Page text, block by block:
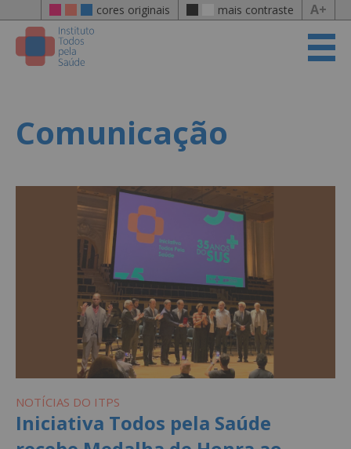
cores originais mais contraste A+
Comunicação
NOTÍCIAS DO ITPS
Iniciativa Todos pela Saúde